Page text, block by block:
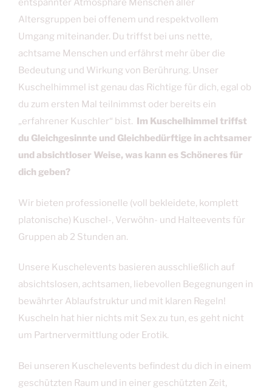
entspannter Atmosphäre Menschen aller
Altersgruppen bei offenem und respektvollem
Umgang miteinander. Du triffst bei uns nette,
achtsame Menschen und erfährst mehr über die
Bedeutung und Wirkung von Berührung. Unser
Kuschelhimmel ist genau das Richtige für dich, egal ob
du zum ersten Mal teilnimmst oder bereits ein
„erfahrener Kuschler“ bist. Im Kuschelhimmel triffst
du Gleichgesinnte und Gleichbedürftige in achtsamer
und absichtloser Weise, was kann es Schöneres für
dich geben?
Wir bieten professionelle (voll bekleidete, komplett
platonische) Kuschel-, Verwöhn- und Halteevents für
Gruppen ab 2 Stunden an.
Unsere Kuschelevents basieren ausschließlich auf
absichtslosen, achtsamen, liebevollen Begegnungen in
bewährter Ablaufstruktur und mit klaren Regeln!
Kuscheln hat hier nichts mit Sex zu tun, es geht nicht
um Partnervermittlung oder Erotik.
Bei unseren Kuschelevents befindest du dich in einem
geschützten Raum und in einer geschützten Zeit,